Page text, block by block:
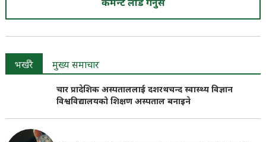
कमेन्ट लोड गर्नुस
भर्खरै मुख्य समाचार
चार प्रादेशिक अस्पताललाई दशरथचन्द स्वास्थ्य विज्ञान
विश्वविद्यालयको शिक्षण अस्पताल बनाइने